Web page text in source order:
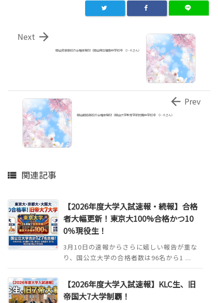
岡山芳泉高校の合格体験記（岡山市立福南中学校卒 O・Kさん）

Next
岡山朝日高校の合格体験記（岡山大学教育学部附属中学校卒 O・Kさん）
 Prev
 関連記事
【2026年度大学入試速報・続報】合格
者大幅更新！東京大100%合格かつ10
0％現役生！
3月10日の速報からさらに嬉しい報告が重な
り、国公立大学の合格者数は96名から1 ...
【2026年度大学入試速報】KLC生、旧
帝国大7大学制覇！